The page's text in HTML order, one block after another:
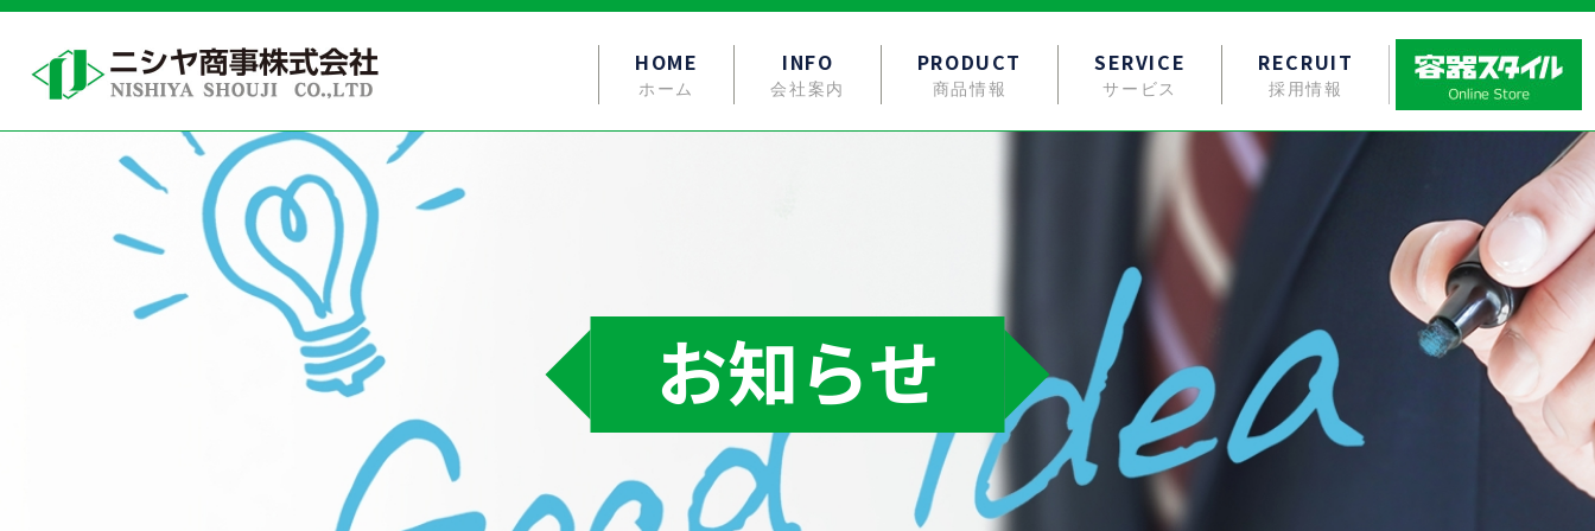
HOME
ホーム
INFO
会社案内
PRODUCT
商品情報
SERVICE
サービス
RECRUIT
採用情報
お知らせ